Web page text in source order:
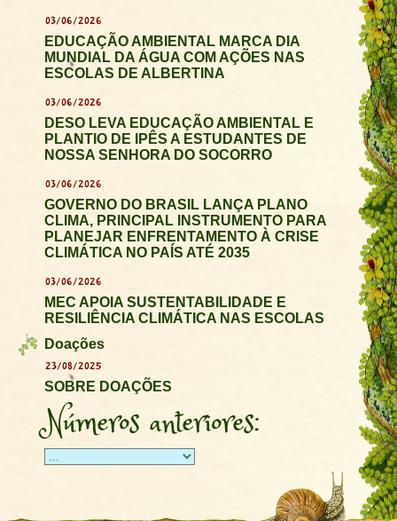
03/06/2026
EDUCAÇÃO AMBIENTAL MARCA DIA
MUNDIAL DA ÁGUA COM AÇÕES NAS
ESCOLAS DE ALBERTINA
03/06/2026
DESO LEVA EDUCAÇÃO AMBIENTAL E
PLANTIO DE IPÊS A ESTUDANTES DE
NOSSA SENHORA DO SOCORRO
03/06/2026
GOVERNO DO BRASIL LANÇA PLANO
CLIMA, PRINCIPAL INSTRUMENTO PARA
PLANEJAR ENFRENTAMENTO À CRISE
CLIMÁTICA NO PAÍS ATÉ 2035
03/06/2026
MEC APOIA SUSTENTABILIDADE E
RESILIÊNCIA CLIMÁTICA NAS ESCOLAS
Doações
23/08/2025
SOBRE DOAÇÕES
Números anteriores: